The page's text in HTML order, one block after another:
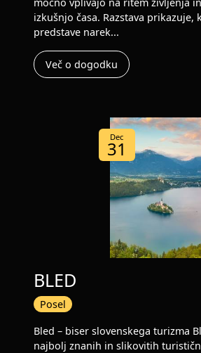
izkušnjo časa. Razstava prikazuje,
predstave narek...
Več o dogodku
Dec
31
BLED
Posel
Bled – biser slovenskega turizma
najbolj znanih in slikovitih